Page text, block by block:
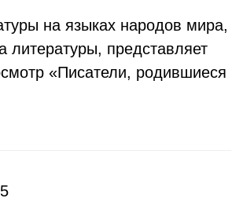
на языках народов мира,
литературы, представляет
«Писатели, родившиеся